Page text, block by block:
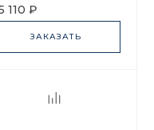
110 ₽
ЗАКАЗАТЬ